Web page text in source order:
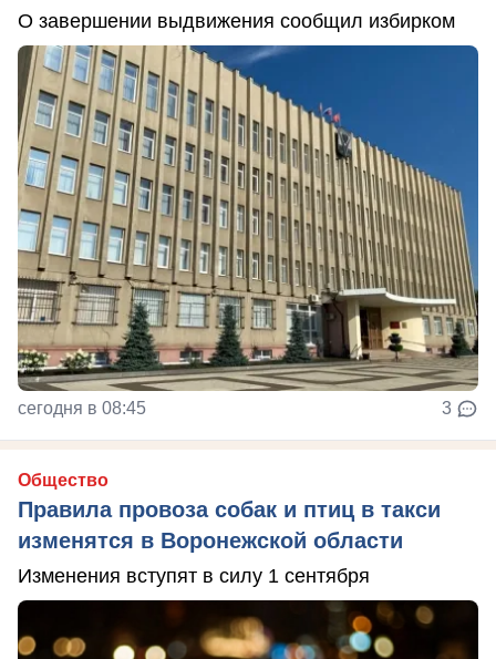
О завершении выдвижения сообщил избирком
сегодня в 08:45 3
Общество
Правила провоза собак и птиц в такси
изменятся в Воронежской области
Изменения вступят в силу 1 сентября